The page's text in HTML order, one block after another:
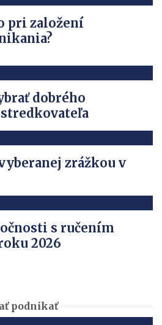
pri založení
dobrého
zrážkou v
s ručením
2026
podnikať